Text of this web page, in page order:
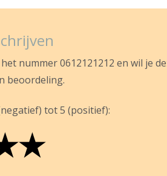
nummer 0612121212 en wil je
beoordeling.
tot 5 (positief):
★